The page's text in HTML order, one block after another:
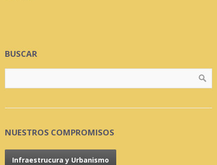
BUSCAR
NUESTROS COMPROMISOS
Infraestrucura y Urbanismo